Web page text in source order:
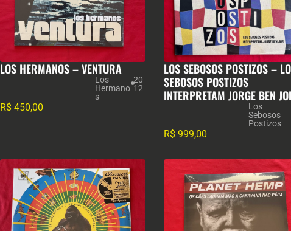
LOS HERMANOS – VENTURA
Los
Hermano
s
20
12
R$ 450,00
LOS SEBOSOS POSTIZOS –
SEBOSOS POSTIZOS
INTERPRETAM JORGE BEN
Los
Sebosos
Postizos
R$ 999,00